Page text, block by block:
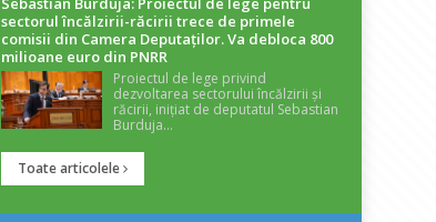
sectorul încălzirii-răcirii trece de primele
comisii din Camera Deputaților. Va debloca 800
milioane euro din PNRR
Proiectul de lege privind
dezvoltarea sectorului încălzirii și
răcirii, inițiat de deputatul Sebastian
Burduja...
Toate articolele